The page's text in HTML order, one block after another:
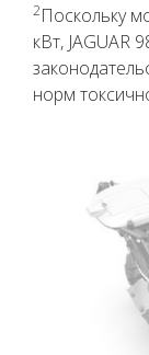
2Поскольку
кВт, JAGUAR
норм